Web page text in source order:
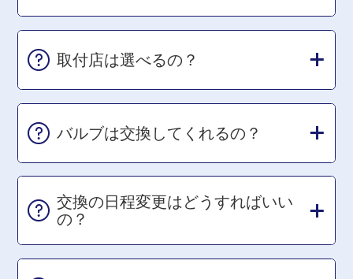
取付店は選べるの？
バルブは交換してくれるの？
交換の日程変更はどうすればいい
の？